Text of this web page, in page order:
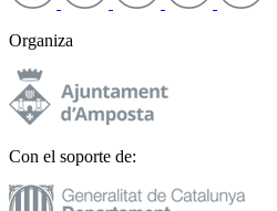
Organiza
Con el soporte de: